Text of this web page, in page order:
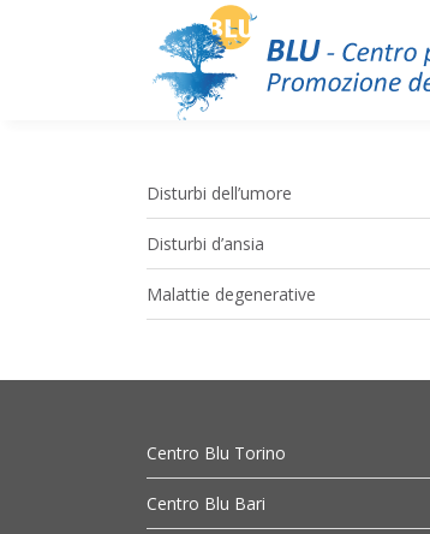
Disturbi dell’umore
Disturbi d’ansia
Malattie degenerative
Centro Blu Torino
Centro Blu Bari